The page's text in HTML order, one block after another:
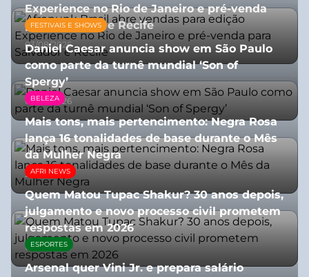
Experience no Rio de Janeiro e pré-venda
para Salvador e Recife
03/08/2026
FESTIVAIS E SHOWS
Daniel Caesar anuncia show em São Paulo
como parte da turnê mundial ‘Son of
Spergy’
05/08/2026
BELEZA
Mais tons, mais pertencimento: Negra Rosa
lança 16 tonalidades de base durante o Mês
da Mulher Negra
28/07/2026
AFRI NEWS
Quem Matou Tupac Shakur? 30 anos depois,
julgamento e novo processo civil prometem
respostas em 2026
05/08/2026
ESPORTES
Arsenal quer Vini Jr. e prepara salário